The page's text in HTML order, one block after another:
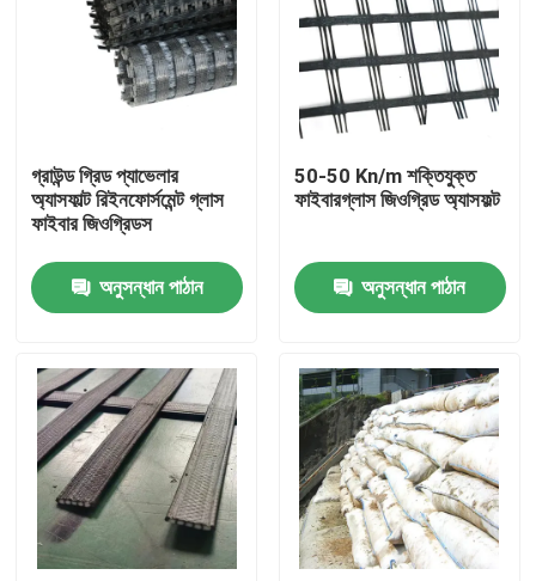
পণ্য
ভিডিও
VR প্রদর্শন
গ্রাউন্ড গ্রিড প্যাভেলার
অ্যাসফাল্ট রিইনফোর্সমেন্ট গ্লাস
ফাইবার জিওগ্রিডস
অনুসন্ধান পাঠান
50-50 Kn/m শক্তিযুক্ত
ফাইবারগ্লাস জিওগ্রিড অ্যাসফল্ট
অনুসন্ধান পাঠান